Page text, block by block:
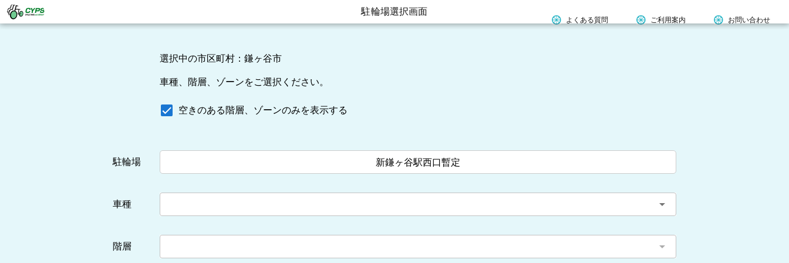
駐輪場選択画面
よくある質問 ご利用案内 お問い合わせ
選択中の市区町村：鎌ヶ谷市
車種、階層、ゾーンをご選択ください。
空きのある階層、ゾーンのみを表示する
駐輪場 新鎌ヶ谷駅西口暫定
車種 arrow_drop_down
階層 arrow_drop_down